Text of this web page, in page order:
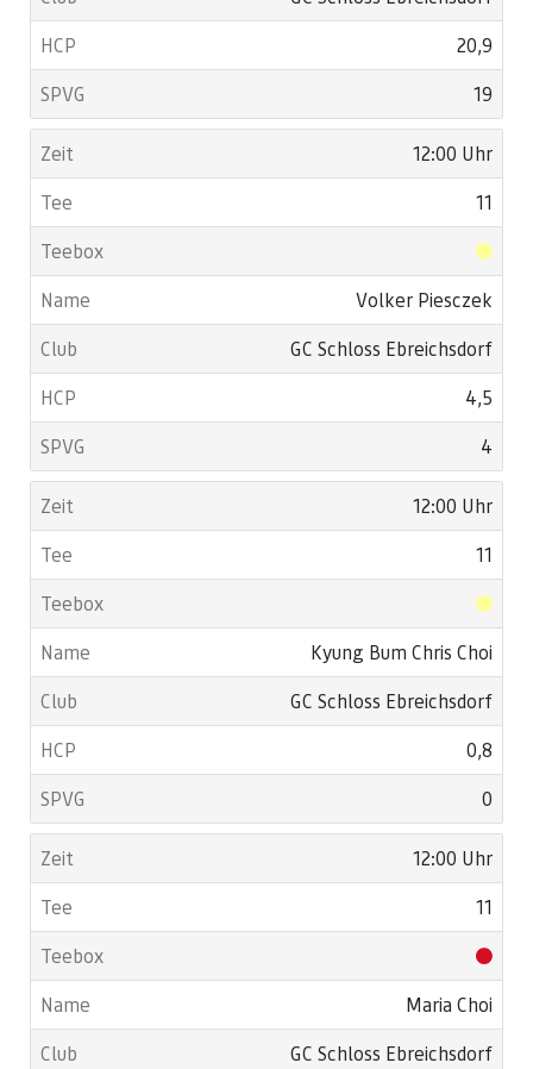
20,9
19
12:00 Uhr
11
Volker Piesczek
GC Schloss Ebreichsdorf
4,5
4
12:00 Uhr
11
Kyung Bum Chris Choi
GC Schloss Ebreichsdorf
0,8
0
12:00 Uhr
11
Maria Choi
GC Schloss Ebreichsdorf